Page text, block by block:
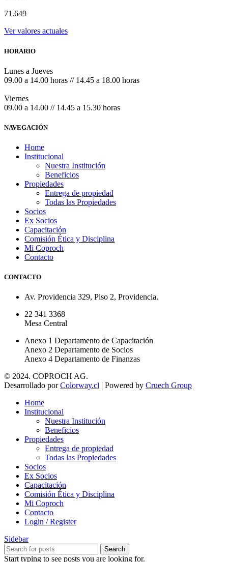
71.649
Ver valores actuales
HORARIO
Lunes a Jueves
09.00 a 14.00 horas // 14.45 a 18.00 horas
Viernes
09.00 a 14.00 // 14.45 a 15.30 horas
NAVEGACIÓN
Home
Institucional
Nuestra Institución
Beneficios
Propiedades
Entrega de propiedad
Todas las Propiedades
Socios
Ex Socios
Capacitación
Comisión Ética y Disciplina
Mi Coproch
Contacto
CONTACTO
Av. Providencia 329, Piso 2, Providencia.
22 341 3368
Mesa Central
Anexo 1 Departamento de Capacitación
Anexo 2 Departamento de Socios
Anexo 4 Departamento de Finanzas
© 2024. COPROCH AG.
Desarrollado porColorway.cl | Powered by Cruech Group
Home
Institucional
Nuestra Institución
Beneficios
Propiedades
Entrega de propiedad
Todas las Propiedades
Socios
Ex Socios
Capacitación
Comisión Ética y Disciplina
Mi Coproch
Contacto
Login / Register
Sidebar
Search
Start typing to see posts you are looking for.